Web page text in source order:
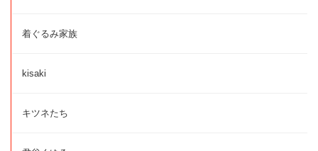
着ぐるみ家族
kisaki
キツネたち